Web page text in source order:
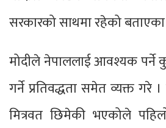
सरकारको साथमा रहेको
मोदीले नेपाललाई आवश्यक पर्ने
गर्ने प्रतिवद्धता समेत व्यक्त
मित्रवत छिमेकी भएकोले